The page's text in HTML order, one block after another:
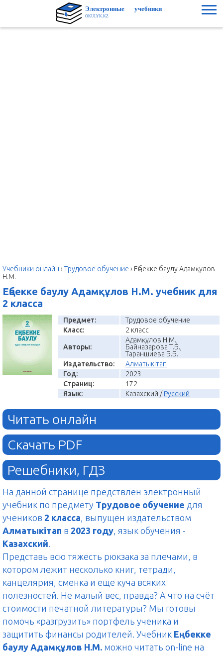
Учебники онлайн ›Трудовое обучение › Еңбекке баулу Aдaмқұлов
Н.М.
Еңбекке баулу Aдaмқұлов Н.М. учебник для
2 класса
Предмет:
Трудовое обучение
Класс:
2 класс
Авторы:
Aдaмқұлов Н.М.,
Бaйнaзaровa Т.Б.,
Тaрaншиевa Б.Б.
Издательство:
Алматыкітап
Год:
2023
Страниц:
172
Язык:
Казахский / Русский
Читать онлайн
Скачать PDF
Решебники, ГДЗ
На данной странице предствлен электронный
учебник по предмету Трудовое обучение для
учеников 2 класса, выпущен издательством
Алматыкітап в 2023 году, язык обучения -
Казахский.
Представь всю тяжесть рюкзака за плечами, в
котором лежит несколько книг, тетради,
канцелярия, сменка и еще куча всяких
полезностей. Не малый вес, правда? А что на счёт
стоимости печатной литературы? Мы готовы
помочь «разгрузить» портфель ученика и
защитить финансы родителей. Учебник Еңбекке
баулу Aдaмқұлов Н.М. можно читать on-line на